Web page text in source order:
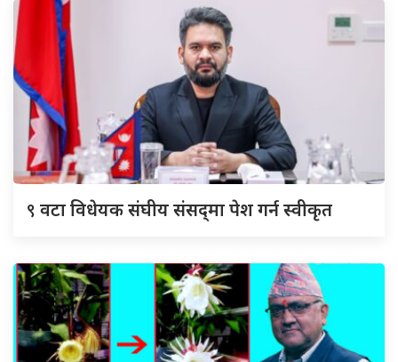
९ वटा विधेयक संघीय संसद्‌मा पेश गर्न स्वीकृत